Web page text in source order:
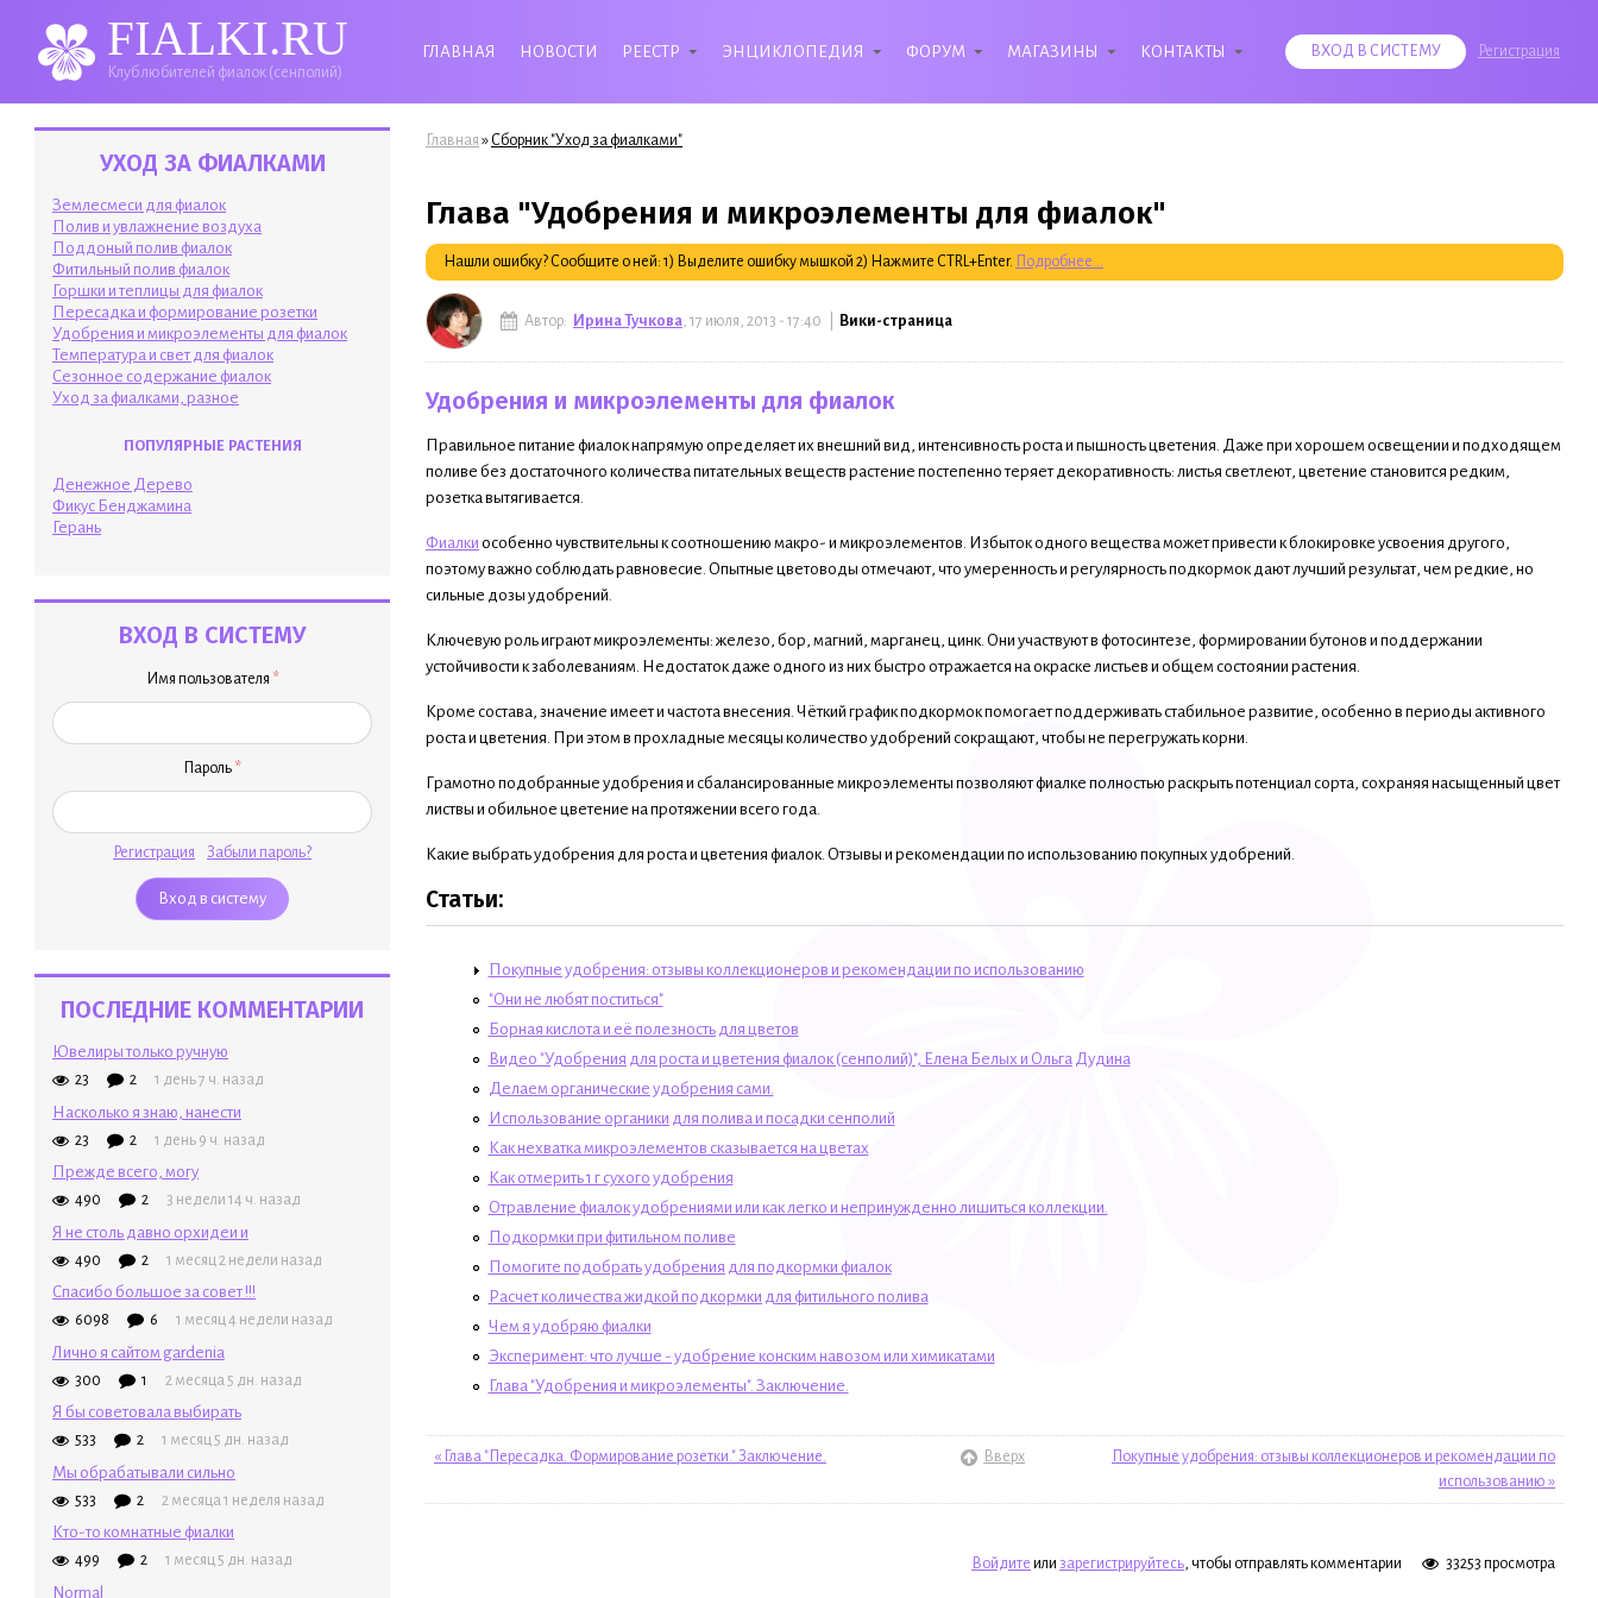
FIALKI.RU
Клуб любителей фиалок (сенполий)
ГЛАВНАЯ НОВОСТИ РЕЕСТР ЭНЦИКЛОПЕДИЯ ФОРУМ МАГАЗИНЫ КОНТАКТЫ ВХОД В СИСТЕМУ Регистрация
УХОД ЗА ФИАЛКАМИ
Землесмеси для фиалок
Полив и увлажнение воздуха
Поддоный полив фиалок
Фитильный полив фиалок
Горшки и теплицы для фиалок
Пересадка и формирование розетки
Удобрения и микроэлементы для фиалок
Температура и свет для фиалок
Сезонное содержание фиалок
Уход за фиалками, разное
ПОПУЛЯРНЫЕ РАСТЕНИЯ
Денежное Дерево
Фикус Бенджамина
Герань
ВХОД В СИСТЕМУ
Имя пользователя *
Пароль *
Регистрация Забыли пароль?
ПОСЛЕДНИЕ КОММЕНТАРИИ
Ювелиры только ручную
23 2 1 день 7 ч. назад
Насколько я знаю, нанести
23 2 1 день 9 ч. назад
Прежде всего, могу
490 2 3 недели 14 ч. назад
Я не столь давно орхидеи и
490 2 1 месяц 2 недели назад
Спасибо большое за совет !!!
6098 6 1 месяц 4 недели назад
Лично я сайтом gardenia
300 1 2 месяца 5 дн. назад
Я бы советовала выбирать
533 2 1 месяц 5 дн. назад
Мы обрабатывали сильно
533 2 2 месяца 1 неделя назад
Кто-то комнатные фиалки
499 2 1 месяц 5 дн. назад
Normal
Вы здесь
Главная » Сборник "Уход за фиалками"
Глава "Удобрения и микроэлементы для фиалок"
Нашли ошибку? Сообщите о ней: 1) Выделите ошибку мышкой 2) Нажмите CTRL+Enter. Подробнее...
Автор: Ирина Тучкова , 17 июля, 2013 - 17:40 | Вики-страница
Удобрения и микроэлементы для фиалок
Правильное питание фиалок напрямую определяет их внешний вид, интенсивность роста и пышность цветения. Даже при хорошем освещении и подходящем
поливе без достаточного количества питательных веществ растение постепенно теряет декоративность: листья светлеют, цветение становится редким,
розетка вытягивается.
Фиалки особенно чувствительны к соотношению макро- и микроэлементов. Избыток одного вещества может привести к блокировке усвоения другого,
поэтому важно соблюдать равновесие. Опытные цветоводы отмечают, что умеренность и регулярность подкормок дают лучший результат, чем редкие, но
сильные дозы удобрений.
Ключевую роль играют микроэлементы: железо, бор, магний, марганец, цинк. Они участвуют в фотосинтезе, формировании бутонов и поддержании
устойчивости к заболеваниям. Недостаток даже одного из них быстро отражается на окраске листьев и общем состоянии растения.
Кроме состава, значение имеет и частота внесения. Чёткий график подкормок помогает поддерживать стабильное развитие, особенно в периоды активного
роста и цветения. При этом в прохладные месяцы количество удобрений сокращают, чтобы не перегружать корни.
Грамотно подобранные удобрения и сбалансированные микроэлементы позволяют фиалке полностью раскрыть потенциал сорта, сохраняя насыщенный цвет
листвы и обильное цветение на протяжении всего года.
Какие выбрать удобрения для роста и цветения фиалок. Отзывы и рекомендации по использованию покупных удобрений.
Статьи:
Покупные удобрения: отзывы коллекционеров и рекомендации по использованию
"Они не любят поститься"
Борная кислота и её полезность для цветов
Видео "Удобрения для роста и цветения фиалок (сенполий)", Елена Белых и Ольга Дудина
Делаем органические удобрения сами.
Использование органики для полива и посадки сенполий
Как нехватка микроэлементов сказывается на цветах
Как отмерить 1 г сухого удобрения
Отравление фиалок удобрениями или как легко и непринужденно лишиться коллекции.
Подкормки при фитильном поливе
Помогите подобрать удобрения для подкормки фиалок
Расчет количества жидкой подкормки для фитильного полива
Чем я удобряю фиалки
Эксперимент: что лучше - удобрение конским навозом или химикатами
Глава "Удобрения и микроэлементы". Заключение.
« Глава "Пересадка. Формирование розетки." Заключение. Вверх
Покупные удобрения: отзывы коллекционеров и рекомендации по
использованию »
Войдите или зарегистрируйтесь, чтобы отправлять комментарии 33253 просмотра